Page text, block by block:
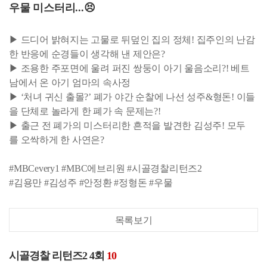
우물 미스터리...😣
▶ 드디어 밝혀지는 고물로 뒤덮인 집의 정체! 집주인의 난감
한 반응에 순경들이 생각해 낸 제안은?
▶ 조용한 주포면에 울려 퍼진 쌍둥이 아기 울음소리?! 베트
남에서 온 아기 엄마의 속사정
▶ ‘처녀 귀신 출몰?’ 폐가 야간 순찰에 나선 성주&형돈! 이들
을 단체로 놀라게 한 폐가 속 문제는?!
▶ 출근 전 폐가의 미스터리한 흔적을 발견한 김성주! 모두
를 오싹하게 한 사연은?
#MBCevery1 #MBC에브리원 #시골경찰리턴즈2
#김용만 #김성주 #안정환 #정형돈 #우물
목록보기
시골경찰 리턴즈2 4회 10